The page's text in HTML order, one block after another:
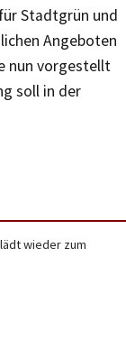
Stadtgrün und
Angeboten
nun vorgestellt
soll in der
wieder zum